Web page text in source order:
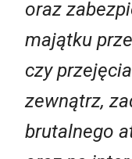
oraz
majątku
czy
zewnątrz,
brutalnego